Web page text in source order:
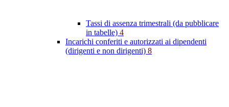
Tassi di assenza trimestrali (da pubblicare
in tabelle) 4
Incarichi conferiti e autorizzati ai dipendenti
(dirigenti e non dirigenti) 8